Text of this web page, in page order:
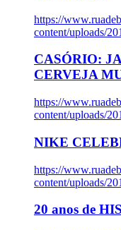
https://
content/uploads/
CASÓRIO:
CERVEJA
https://
content/uploads/
NIKE
https://
content/uploads/
20 anos de